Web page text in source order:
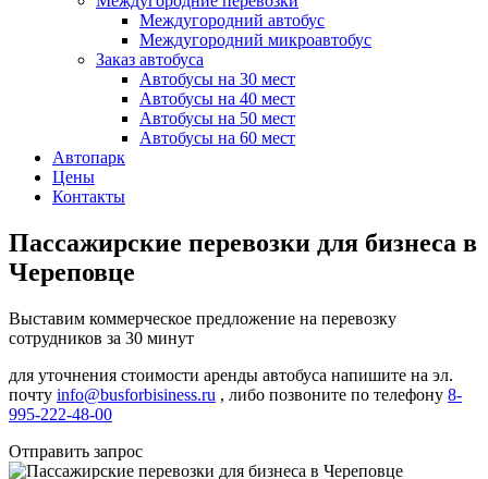
Междугородний автобус
Междугородний микроавтобус
Заказ автобуса
Автобусы на 30 мест
Автобусы на 40 мест
Автобусы на 50 мест
Автобусы на 60 мест
Автопарк
Цены
Контакты
Пассажирские перевозки для бизнеса в
Череповце
Выставим коммерческое предложение на перевозку
сотрудников за 30 минут
для уточнения стоимости аренды автобуса напишите на эл.
почту info@busforbisiness.ru , либо позвоните по телефону 8-
995-222-48-00
Отправить запрос